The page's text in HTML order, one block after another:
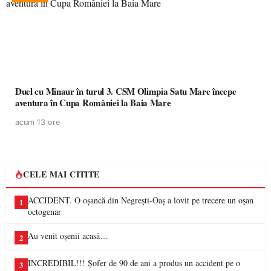
Duel cu Minaur în turul 3. CSM Olimpia Satu Mare începe
aventura în Cupa României la Baia Mare
acum 13 ore
CELE MAI CITITE
1 ACCIDENT. O oșancă din Negrești-Oaș a lovit pe trecere un oșan
octogenar
2 Au venit oșenii acasă…
3 INCREDIBIL!!! Șofer de 90 de ani a produs un accident pe o